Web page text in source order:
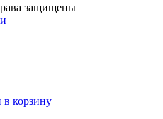
защищены
в корзину